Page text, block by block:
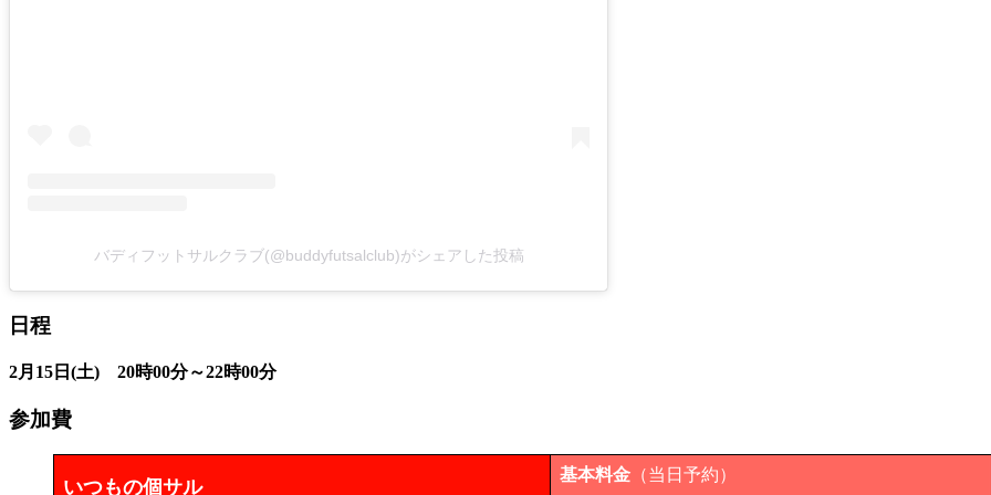
バディフットサルクラブ(@buddyfutsalclub)がシェアした投稿
日程
2月15日(土) 20時00分～22時00分
参加費
いつもの個サル
基本料金 （当日予約）